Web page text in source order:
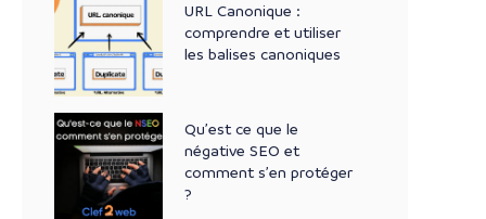
URL Canonique :
comprendre et utiliser
les balises canoniques
Qu’est ce que le
négative SEO et
comment s’en protéger
?